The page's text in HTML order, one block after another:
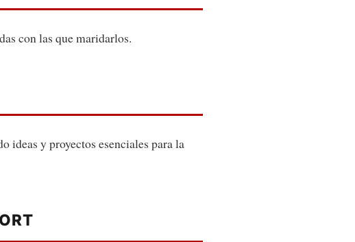
con las que maridarlos.
ideas y proyectos esenciales para la